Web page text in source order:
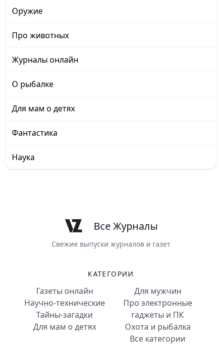
Оружие
Про животных
Журналы онлайн
О рыбалке
Для мам о детях
Фантастика
Наука
Все Журналы
Свежие выпуски журналов и газет
КАТЕГОРИИ
Газеты онлайн
Научно-технические
Тайны-загадки
Для мам о детях
Для мужчин
Про электронные
гаджеты и ПК
Охота и рыбалка
Все категории